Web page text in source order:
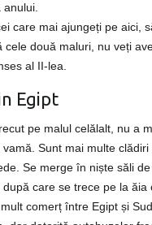
care mai ajungeți pe aici,
cele două maluri, nu veți
al II-lea.
Egipt
pe malul celălalt, nu a
Sunt mai multe
Se merge în niște săli
după care se trece pe la ăia
comerț între Egipt și